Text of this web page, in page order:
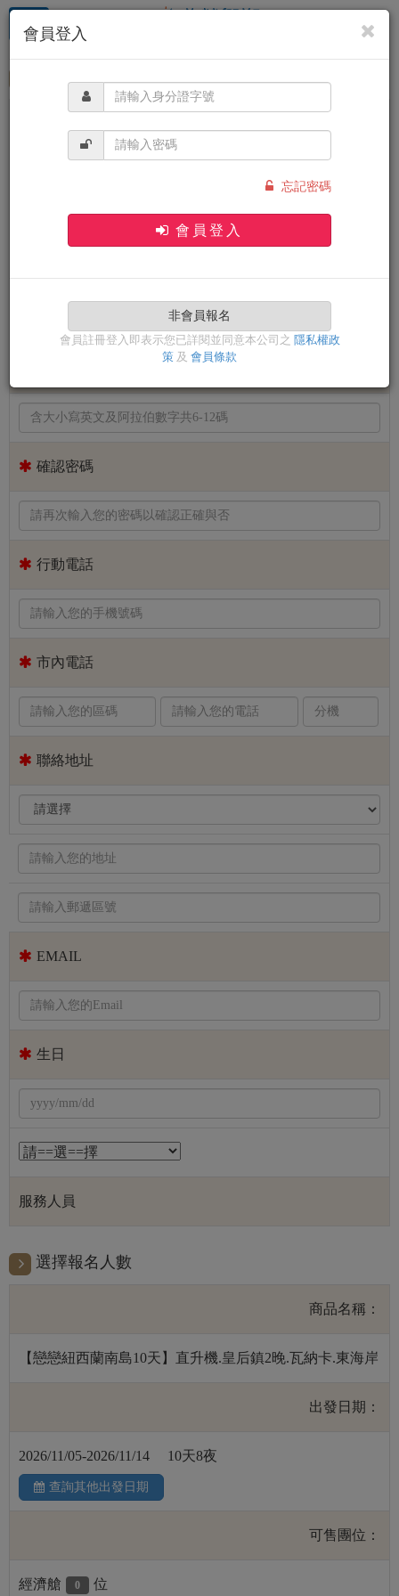
目前位置：
確認密碼
行動電話
市內電話
聯絡地址
EMAIL
生日
服務人員
選擇報名人數
商品名稱：
【戀戀紐西蘭南島10天】直升機.皇后鎮2晚.瓦納卡.東海岸
出發日期：
2026/11/05-2026/11/14 10天8夜
查詢其他出發日期
可售團位：
經濟艙 0 位
會員登入
忘記密碼
會員登入
非會員報名
會員註冊登入即表示您已詳閱並同意本公司之 隱私權政
策 及 會員條款